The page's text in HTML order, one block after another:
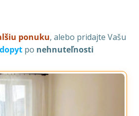
ponuku, alebo pridajte Vašu
dopyt po nehnuteľnosti